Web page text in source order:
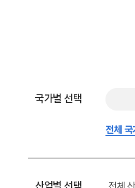
국가별 선택
전체 국